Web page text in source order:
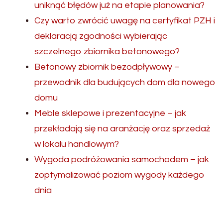
uniknąć błędów już na etapie planowania?
Czy warto zwrócić uwagę na certyfikat PZH i
deklaracją zgodności wybierając
szczelnego zbiornika betonowego?
Betonowy zbiornik bezodpływowy –
przewodnik dla budujących dom dla nowego
domu
Meble sklepowe i prezentacyjne – jak
przekładają się na aranżację oraz sprzedaż
w lokalu handlowym?
Wygoda podróżowania samochodem – jak
zoptymalizować poziom wygody każdego
dnia